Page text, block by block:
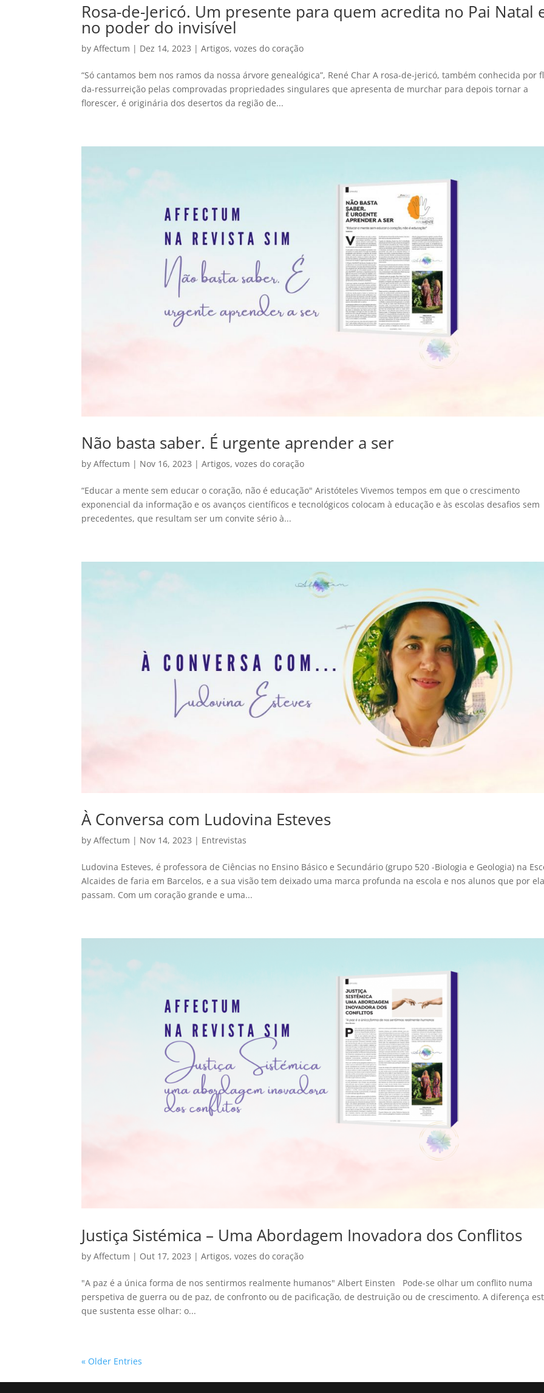
Rosa-de-Jericó. Um presente para quem acredita no Pai Natal
no poder do invisível
byAffectum | Dez 14, 2023 |Artigos,vozes do coração
“Só cantamos bem nos ramos da nossa árvore genealógica”, René Char A rosa-de-jericó, também conhecida por
da-ressurreição pelas comprovadas propriedades singulares que apresenta de murchar para depois tornar a
florescer, é originária dos desertos da região de...
Não basta saber. É urgente aprender a ser
byAffectum | Nov 16, 2023 |Artigos,vozes do coração
“Educar a mente sem educar o coração, não é educação" Aristóteles Vivemos tempos em que o crescimento
exponencial da informação e os avanços científicos e tecnológicos colocam à educação e às escolas desafios sem
precedentes, que resultam ser um convite sério à...
À Conversa com Ludovina Esteves
byAffectum | Nov 14, 2023 | Entrevistas
Ludovina Esteves, é professora de Ciências no Ensino Básico e Secundário (grupo 520 -Biologia e Geologia) na
Alcaides de faria em Barcelos, e a sua visão tem deixado uma marca profunda na escola e nos alunos que por
passam. Com um coração grande e uma...
Justiça Sistémica – Uma Abordagem Inovadora dos Conflitos
byAffectum | Out 17, 2023 |Artigos,vozes do coração
"A paz é a única forma de nos sentirmos realmente humanos" Albert Einsten Pode-se olhar um conflito numa
perspetiva de guerra ou de paz, de confronto ou de pacificação, de destruição ou de crescimento. A diferença
que sustenta esse olhar: o...
« Older Entries